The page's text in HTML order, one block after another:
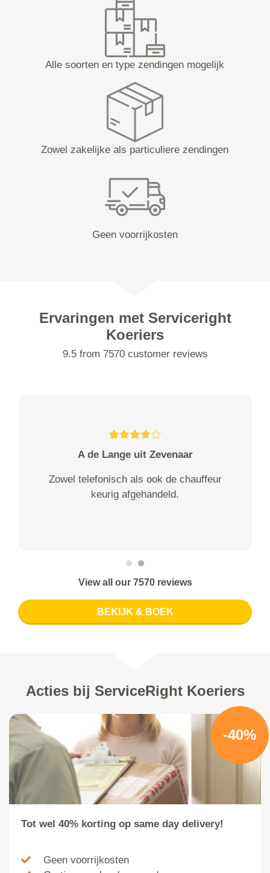
Alle soorten en type zendingen mogelijk
Zowel zakelijke als particuliere zendingen
Geen voorrijkosten
Ervaringen met Serviceright
Koeriers
9.5 from 7570 customer reviews
A de Lange uit Zevenaar
Zowel telefonisch als ook de chauffeur
keurig afgehandeld.
View all our 7570 reviews
BEKIJK & BOEK
Acties bij ServiceRight Koeriers
-40%
Tot wel 40% korting op same day delivery!
Geen voorrijkosten